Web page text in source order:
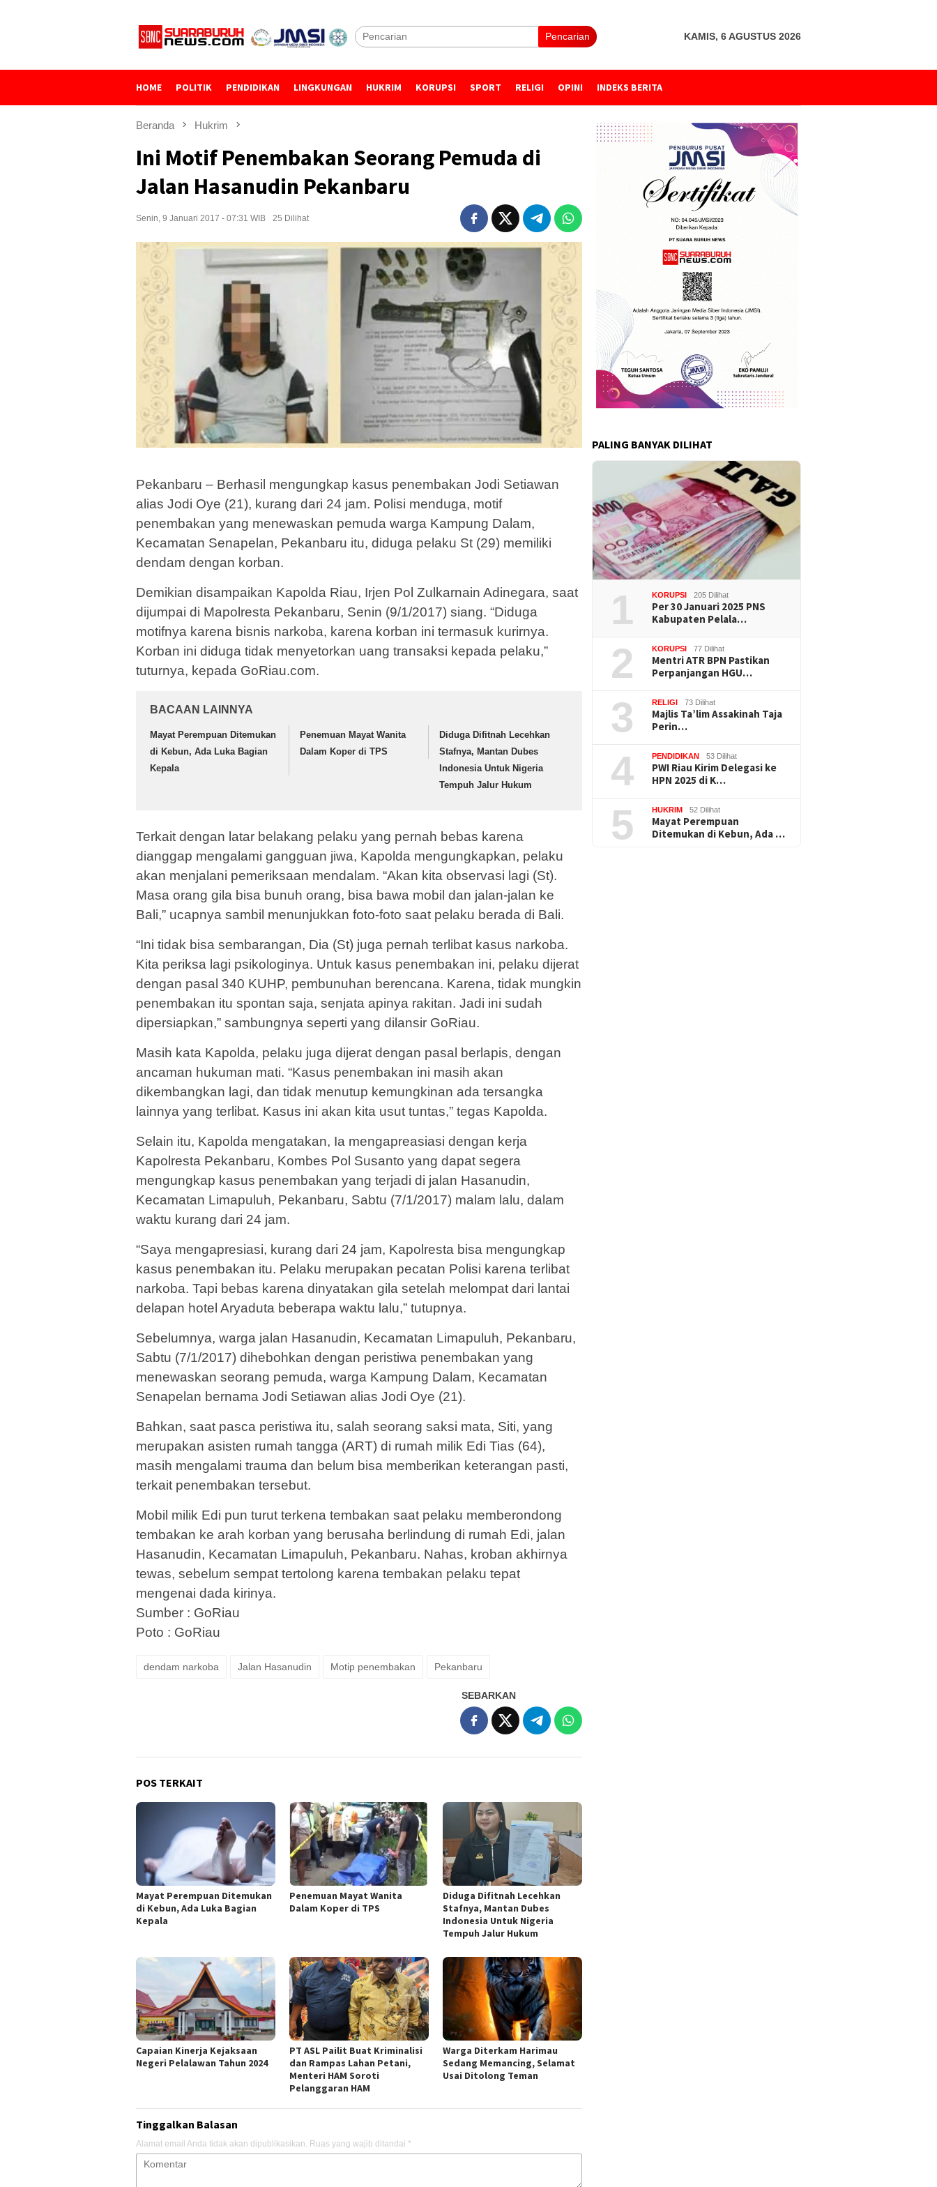
Pencarian KAMIS, 6 AGUSTUS 2026
HOME POLITIK PENDIDIKAN LINGKUNGAN HUKRIM KORUPSI SPORT RELIGI OPINI INDEKS BERITA
Beranda Hukrim
Ini Motif Penembakan Seorang Pemuda di
Jalan Hasanudin Pekanbaru
Senin, 9 Januari 2017 - 07:31 WIB 25 Dilihat
Pekanbaru – Berhasil mengungkap kasus penembakan Jodi Setiawan
alias Jodi Oye (21), kurang dari 24 jam. Polisi menduga, motif
penembakan yang menewaskan pemuda warga Kampung Dalam,
Kecamatan Senapelan, Pekanbaru itu, diduga pelaku St (29) memiliki
dendam dengan korban.
Demikian disampaikan Kapolda Riau, Irjen Pol Zulkarnain Adinegara, saat
dijumpai di Mapolresta Pekanbaru, Senin (9/1/2017) siang. “Diduga
motifnya karena bisnis narkoba, karena korban ini termasuk kurirnya.
Korban ini diduga tidak menyetorkan uang transaksi kepada pelaku,”
tuturnya, kepada GoRiau.com.
BACAAN LAINNYA
Mayat Perempuan Ditemukan
di Kebun, Ada Luka Bagian
Kepala
Penemuan Mayat Wanita
Dalam Koper di TPS
Diduga Difitnah Lecehkan
Stafnya, Mantan Dubes
Indonesia Untuk Nigeria
Tempuh Jalur Hukum
Terkait dengan latar belakang pelaku yang pernah bebas karena
dianggap mengalami gangguan jiwa, Kapolda mengungkapkan, pelaku
akan menjalani pemeriksaan mendalam. “Akan kita observasi lagi (St).
Masa orang gila bisa bunuh orang, bisa bawa mobil dan jalan-jalan ke
Bali,” ucapnya sambil menunjukkan foto-foto saat pelaku berada di Bali.
“Ini tidak bisa sembarangan, Dia (St) juga pernah terlibat kasus narkoba.
Kita periksa lagi psikologinya. Untuk kasus penembakan ini, pelaku dijerat
dengan pasal 340 KUHP, pembunuhan berencana. Karena, tidak mungkin
penembakan itu spontan saja, senjata apinya rakitan. Jadi ini sudah
dipersiapkan,” sambungnya seperti yang dilansir GoRiau.
Masih kata Kapolda, pelaku juga dijerat dengan pasal berlapis, dengan
ancaman hukuman mati. “Kasus penembakan ini masih akan
dikembangkan lagi, dan tidak menutup kemungkinan ada tersangka
lainnya yang terlibat. Kasus ini akan kita usut tuntas,” tegas Kapolda.
Selain itu, Kapolda mengatakan, Ia mengapreasiasi dengan kerja
Kapolresta Pekanbaru, Kombes Pol Susanto yang dapat segera
mengungkap kasus penembakan yang terjadi di jalan Hasanudin,
Kecamatan Limapuluh, Pekanbaru, Sabtu (7/1/2017) malam lalu, dalam
waktu kurang dari 24 jam.
“Saya mengapresiasi, kurang dari 24 jam, Kapolresta bisa mengungkap
kasus penembakan itu. Pelaku merupakan pecatan Polisi karena terlibat
narkoba. Tapi bebas karena dinyatakan gila setelah melompat dari lantai
delapan hotel Aryaduta beberapa waktu lalu,” tutupnya.
Sebelumnya, warga jalan Hasanudin, Kecamatan Limapuluh, Pekanbaru,
Sabtu (7/1/2017) dihebohkan dengan peristiwa penembakan yang
menewaskan seorang pemuda, warga Kampung Dalam, Kecamatan
Senapelan bernama Jodi Setiawan alias Jodi Oye (21).
Bahkan, saat pasca peristiwa itu, salah seorang saksi mata, Siti, yang
merupakan asisten rumah tangga (ART) di rumah milik Edi Tias (64),
masih mengalami trauma dan belum bisa memberikan keterangan pasti,
terkait penembakan tersebut.
Mobil milik Edi pun turut terkena tembakan saat pelaku memberondong
tembakan ke arah korban yang berusaha berlindung di rumah Edi, jalan
Hasanudin, Kecamatan Limapuluh, Pekanbaru. Nahas, kroban akhirnya
tewas, sebelum sempat tertolong karena tembakan pelaku tepat
mengenai dada kirinya.
Sumber : GoRiau
Poto : GoRiau
dendam narkoba Jalan Hasanudin Motip penembakan Pekanbaru
SEBARKAN
POS TERKAIT
Mayat Perempuan Ditemukan
di Kebun, Ada Luka Bagian
Kepala
Penemuan Mayat Wanita
Dalam Koper di TPS
Diduga Difitnah Lecehkan
Stafnya, Mantan Dubes
Indonesia Untuk Nigeria
Tempuh Jalur Hukum
Capaian Kinerja Kejaksaan
Negeri Pelalawan Tahun 2024
PT ASL Pailit Buat Kriminalisi
dan Rampas Lahan Petani,
Menteri HAM Soroti
Pelanggaran HAM
Warga Diterkam Harimau
Sedang Memancing, Selamat
Usai Ditolong Teman
Tinggalkan Balasan
Alamat email Anda tidak akan dipublikasikan. Ruas yang wajib ditandai *
PALING BANYAK DILIHAT
1 KORUPSI 205 Dilihat
Per 30 Januari 2025 PNS
Kabupaten Pelala…
2 KORUPSI 77 Dilihat
Mentri ATR BPN Pastikan
Perpanjangan HGU…
3 RELIGI 73 Dilihat
Majlis Ta’lim Assakinah Taja
Perin…
4 PENDIDIKAN 53 Dilihat
PWI Riau Kirim Delegasi ke
HPN 2025 di K…
5 HUKRIM 52 Dilihat
Mayat Perempuan
Ditemukan di Kebun, Ada …